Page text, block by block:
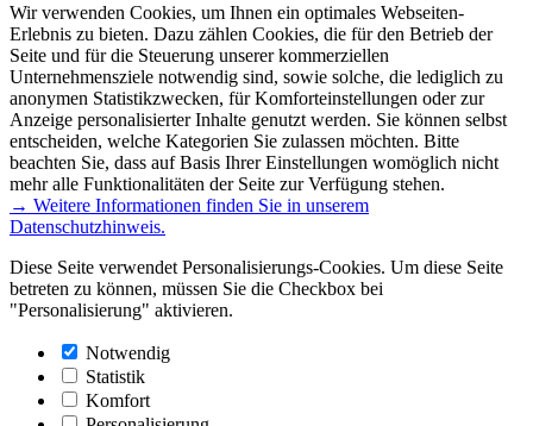
Wir verwenden Cookies, um Ihnen ein optimales Webseiten-
Erlebnis zu bieten. Dazu zählen Cookies, die für den Betrieb der
Seite und für die Steuerung unserer kommerziellen
Unternehmensziele notwendig sind, sowie solche, die lediglich zu
anonymen Statistikzwecken, für Komforteinstellungen oder zur
Anzeige personalisierter Inhalte genutzt werden. Sie können selbst
entscheiden, welche Kategorien Sie zulassen möchten. Bitte
beachten Sie, dass auf Basis Ihrer Einstellungen womöglich nicht
mehr alle Funktionalitäten der Seite zur Verfügung stehen.
→ Weitere Informationen finden Sie in unserem
Datenschutzhinweis.
Diese Seite verwendet Personalisierungs-Cookies. Um diese Seite
betreten zu können, müssen Sie die Checkbox bei
"Personalisierung" aktivieren.
Notwendig
Statistik
Komfort